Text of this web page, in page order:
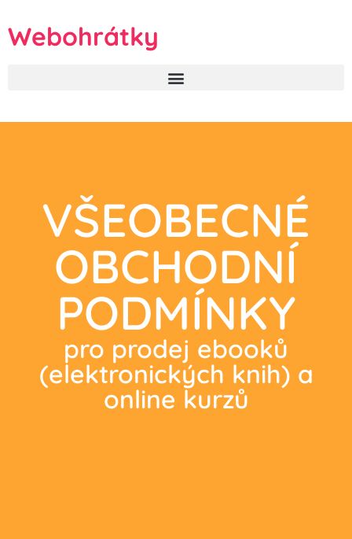
Webohrátky
VŠEOBECNÉ
OBCHODNÍ
PODMÍNKY
pro prodej ebooků
(elektronických knih) a
online kurzů